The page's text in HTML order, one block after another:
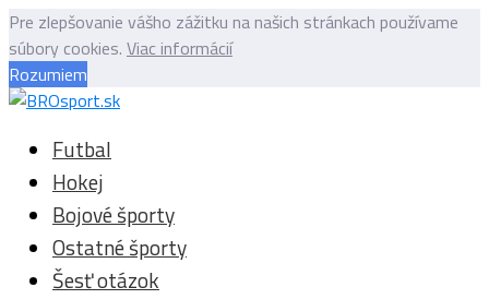
Pre zlepšovanie vášho zážitku na našich stránkach používame
súbory cookies. Viac informácií
Rozumiem
Futbal
Hokej
Bojové športy
Ostatné športy
Šesť otázok